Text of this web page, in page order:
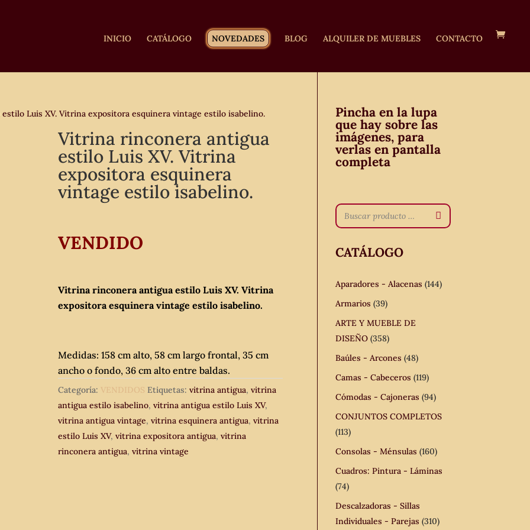
INICIO CATÁLOGO NOVEDADES BLOG ALQUILER DE MUEBLES CONTACTO
Luis XV. Vitrina expositora esquinera vintage estilo isabelino.
Vitrina rinconera antigua
estilo Luis XV. Vitrina
expositora esquinera
vintage estilo isabelino.
VENDIDO
Vitrina rinconera antigua estilo Luis XV. Vitrina
expositora esquinera vintage estilo isabelino.
Medidas: 158 cm alto, 58 cm largo frontal, 35 cm
ancho o fondo, 36 cm alto entre baldas.
Categoría: VENDIDOS Etiquetas:vitrina antigua,vitrina
antigua estilo isabelino,vitrina antigua estilo Luis XV,
vitrina antigua vintage,vitrina esquinera antigua,vitrina
estilo Luis XV,vitrina expositora antigua,vitrina
rinconera antigua,vitrina vintage
Pincha en la lupa
que hay sobre las
imágenes, para
verlas en pantalla
completa
CATÁLOGO
Aparadores - Alacenas (144)
Armarios (39)
ARTE Y MUEBLE DE
DISEÑO (358)
Baúles - Arcones (48)
Camas - Cabeceros (119)
Cómodas - Cajoneras (94)
CONJUNTOS COMPLETOS
(113)
Consolas - Ménsulas (160)
Cuadros: Pintura - Láminas
(74)
Descalzadoras - Sillas
Individuales - Parejas (310)